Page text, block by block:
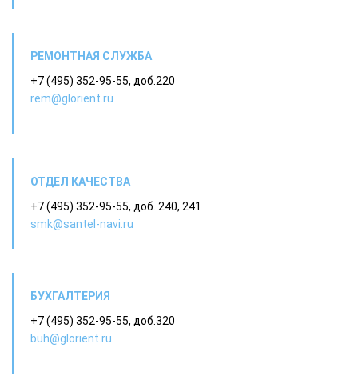
РЕМОНТНАЯ СЛУЖБА
+7 (495) 352-95-55, доб.220
rem@glorient.ru
ОТДЕЛ КАЧЕСТВА
+7 (495) 352-95-55, доб. 240, 241
smk@santel-navi.ru
БУХГАЛТЕРИЯ
+7 (495) 352-95-55, доб.320
buh@glorient.ru